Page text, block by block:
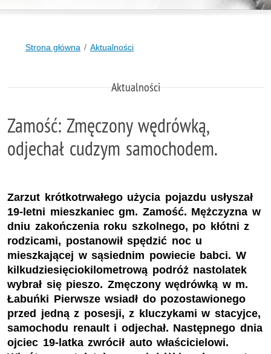
Strona główna Aktualności
Aktualności
Zamość: Zmęczony wędrówką,
odjechał cudzym samochodem.
Zarzut krótkotrwałego użycia pojazdu usłyszał
19-letni mieszkaniec gm. Zamość. Mężczyzna w
dniu zakończenia roku szkolnego, po kłótni z
rodzicami, postanowił spędzić noc u
mieszkającej w sąsiednim powiecie babci. W
kilkudziesięciokilometrową podróż nastolatek
wybrał się pieszo. Zmęczony wędrówką w m.
Łabuńki Pierwsze wsiadł do pozostawionego
przed jedną z posesji, z kluczykami w stacyjce,
samochodu renault i odjechał. Następnego dnia
ojciec 19-latka zwrócił auto właścicielowi.